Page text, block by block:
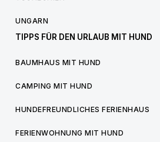
UNGARN
TIPPS FÜR DEN URLAUB MIT HUND
BAUMHAUS MIT HUND
CAMPING MIT HUND
HUNDEFREUNDLICHES FERIENHAUS
FERIENWOHNUNG MIT HUND